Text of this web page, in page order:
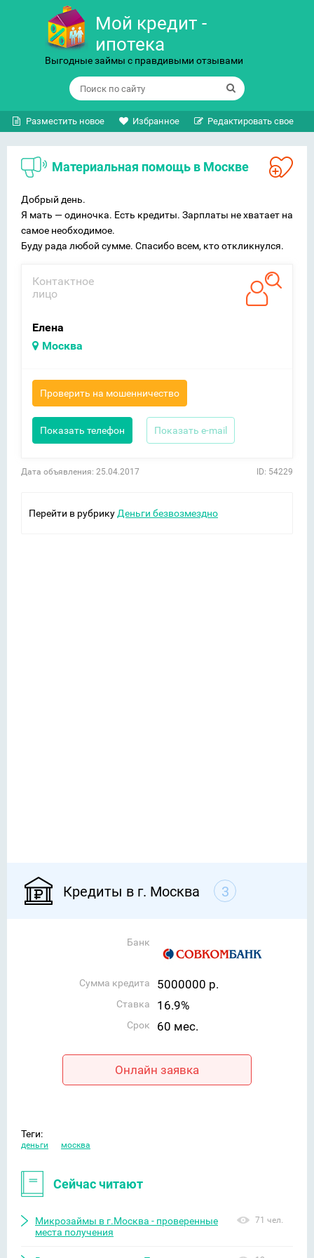
Мой кредит -
ипотека
Выгодные займы с правдивыми отзывами
Разместить новое Избранное Редактировать свое
Материальная помощь в Москве
Добрый день.
Я мать — одиночка. Есть кредиты. Зарплаты не хватает на
самое необходимое.
Буду рада любой сумме. Спасибо всем, кто откликнулся.
Контактное
лицо
Елена
Москва
Проверить на мошенничество
Показать телефон Показать e-mail
Дата объявления: 25.04.2017 ID: 54229
Перейти в рубрику Деньги безвозмездно
Кредиты в г. Москва 3
Банк
Сумма кредита 5000000 р.
Ставка 16.9%
Срок 60 мес.
Онлайн заявка
Теги:
деньги москва
Сейчас читают
Микрозаймы в г.Москва - проверенные
места получения
71 чел.